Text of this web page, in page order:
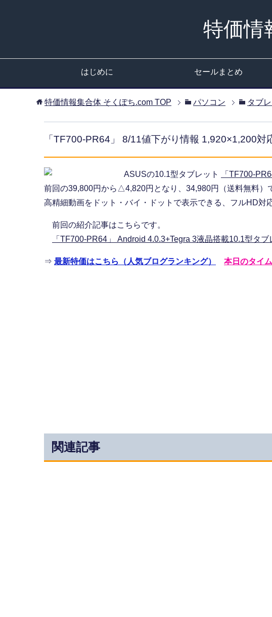
特価情
はじめに セールまとめ
特価情報集合体 そくぽち.com TOP パソコン タブ
「TF700-PR64」 8/11値下がり情報 1,920×1,200対
ASUSの10.1型タブレット 「TF700-
前回の39,800円から△4,820円となり、34,980円（送料無料）
高精細動画をドット・バイ・ドットで表示できる、フルHD対
前回の紹介記事はこちらです。
「TF700-PR64」 Android 4.0.3+Tegra 3液晶搭載10.1型タ
⇒ 最新特価はこちら（人気ブログランキング） 本日のタイ
関連記事